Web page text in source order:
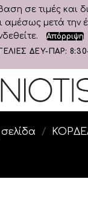
σε τιμές και
αμέσως μετά την
Απόρριψη
ΔΕΥ-ΠΑΡ:
/